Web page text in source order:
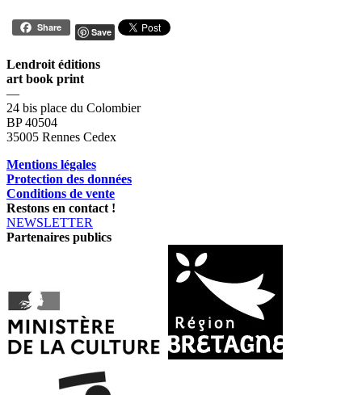
Share Save
Lendroit éditions
art book print
—
24 bis place du Colombier
BP 40504
35005 Rennes Cedex
Mentions légales
Protection des données
Conditions de vente
Restons en contact !
NEWSLETTER
Partenaires publics